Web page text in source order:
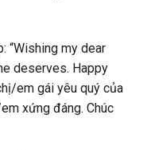
“Wishing my dear
deserves. Happy
em gái yêu quý của
xứng đáng. Chúc